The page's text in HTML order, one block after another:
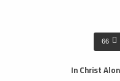
66
In Christ